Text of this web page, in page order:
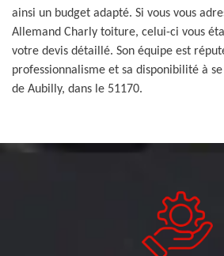
ainsi un budget adapté. Si vous vous
Allemand Charly toiture, celui-ci vous
votre devis détaillé. Son équipe est
professionnalisme et sa disponibilité à
de Aubilly, dans le 51170.